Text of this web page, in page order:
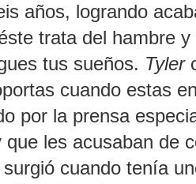
años, logrando
trata del hambre
tus sueños. Tyler
cuando estas
por la prensa
les acusaban de
cuando tenía